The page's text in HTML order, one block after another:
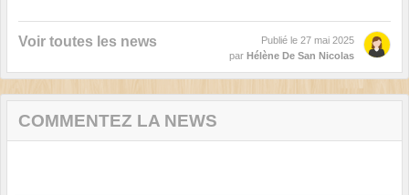
Voir toutes les news Publié le 27 mai 2025
par Hélène De San Nicolas
COMMENTEZ LA NEWS